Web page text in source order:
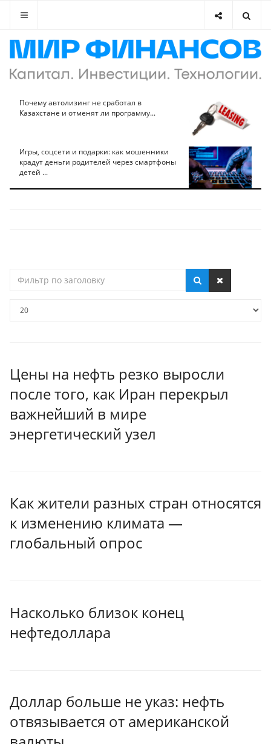
Почему автолизинг не сработал в
Казахстане и отменят ли программу...
Игры, соцсети и подарки: как мошенники
крадут деньги родителей через смартфоны
детей ...
по
Цены на нефть резко выросли
после того, как Иран перекрыл
важнейший в мире
энергетический узел
Как жители разных стран относятся
к изменению климата —
глобальный опрос
Насколько близок конец
нефтедоллара
Доллар больше не указ: нефть
отвязывается от американской